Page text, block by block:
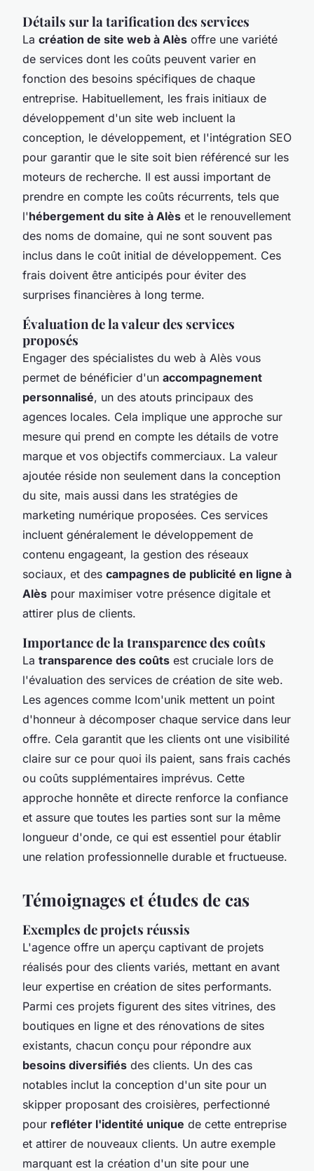
Détails sur la tarification des services
La création de site web à Alès offre une variété
de services dont les coûts peuvent varier en
fonction des besoins spécifiques de chaque
entreprise. Habituellement, les frais initiaux de
développement d'un site web incluent la
conception, le développement, et l'intégration SEO
pour garantir que le site soit bien référencé sur les
moteurs de recherche. Il est aussi important de
prendre en compte les coûts récurrents, tels que
l'hébergement du site à Alès et le renouvellement
des noms de domaine, qui ne sont souvent pas
inclus dans le coût initial de développement. Ces
frais doivent être anticipés pour éviter des
surprises financières à long terme.
Évaluation de la valeur des services
proposés
Engager des spécialistes du web à Alès vous
permet de bénéficier d'un accompagnement
personnalisé, un des atouts principaux des
agences locales. Cela implique une approche sur
mesure qui prend en compte les détails de votre
marque et vos objectifs commerciaux. La valeur
ajoutée réside non seulement dans la conception
du site, mais aussi dans les stratégies de
marketing numérique proposées. Ces services
incluent généralement le développement de
contenu engageant, la gestion des réseaux
sociaux, et des campagnes de publicité en ligne à
Alès pour maximiser votre présence digitale et
attirer plus de clients.
Importance de la transparence des coûts
La transparence des coûts est cruciale lors de
l'évaluation des services de création de site web.
Les agences comme Icom'unik mettent un point
d'honneur à décomposer chaque service dans leur
offre. Cela garantit que les clients ont une visibilité
claire sur ce pour quoi ils paient, sans frais cachés
ou coûts supplémentaires imprévus. Cette
approche honnête et directe renforce la confiance
et assure que toutes les parties sont sur la même
longueur d'onde, ce qui est essentiel pour établir
une relation professionnelle durable et fructueuse.
Témoignages et études de cas
Exemples de projets réussis
L'agence offre un aperçu captivant de projets
réalisés pour des clients variés, mettant en avant
leur expertise en création de sites performants.
Parmi ces projets figurent des sites vitrines, des
boutiques en ligne et des rénovations de sites
existants, chacun conçu pour répondre aux
besoins diversifiés des clients. Un des cas
notables inclut la conception d'un site pour un
skipper proposant des croisières, perfectionné
pour refléter l'identité unique de cette entreprise
et attirer de nouveaux clients. Un autre exemple
marquant est la création d'un site pour une